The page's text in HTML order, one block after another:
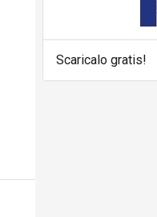
Scaricalo gratis!